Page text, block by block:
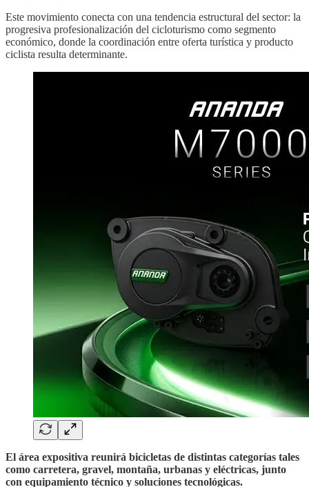
Este movimiento conecta con una tendencia estructural del sector: la
progresiva profesionalización del cicloturismo como segmento
económico, donde la coordinación entre oferta turística y producto
ciclista resulta determinante.
El área expositiva reunirá bicicletas de distintas categorías tales
como carretera, gravel, montaña, urbanas y eléctricas, junto
con equipamiento técnico y soluciones tecnológicas.